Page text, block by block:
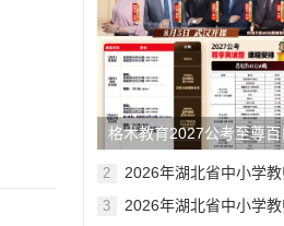
格木教育2027公考至尊
2
2026年湖北省中小学
3
2026年湖北省中小学